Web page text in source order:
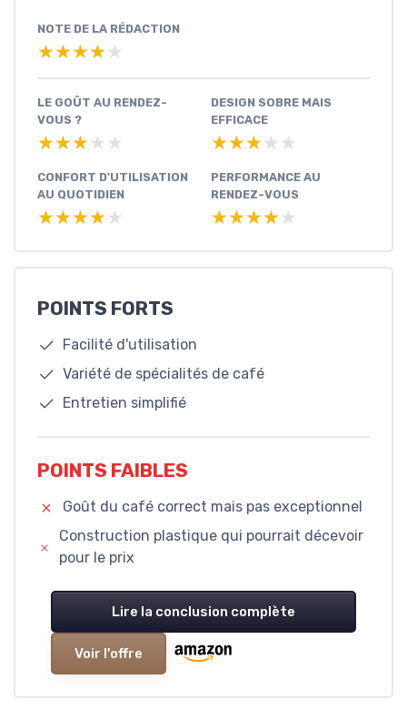
NOTE DE LA RÉDACTION
★★★★★
★★★★★
LE GOÛT AU RENDEZ-
VOUS ?
★★★★★
★★★★★
DESIGN SOBRE MAIS
EFFICACE
★★★★★
★★★★★
CONFORT D'UTILISATION
AU QUOTIDIEN
★★★★★
★★★★★
PERFORMANCE AU
RENDEZ-VOUS
★★★★★
★★★★★
POINTS FORTS
Facilité d'utilisation
Variété de spécialités de café
Entretien simplifié
POINTS FAIBLES
Goût du café correct mais pas exceptionnel
Construction plastique qui pourrait décevoir
pour le prix
Lire la conclusion complète
Voir l'offre